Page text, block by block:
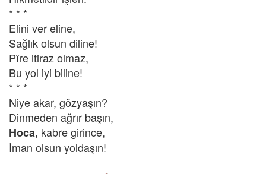
* * *
Elini ver eline,
Sağlık olsun diline!
Pîre itiraz olmaz,
Bu yol iyi biline!
* * *
Niye akar, gözyaşın?
Dinmeden ağrır başın,
Hoca, kabre girince,
İman olsun yoldaşın!